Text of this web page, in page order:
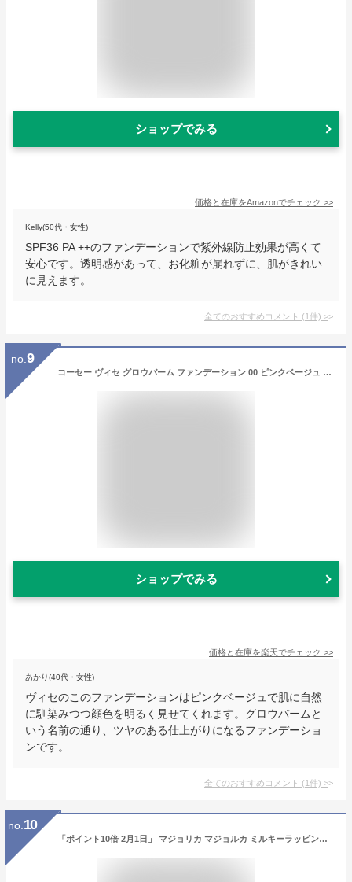
ショップでみる
価格と在庫をAmazonでチェック >>
Kelly(50代・女性)
SPF36 PA ++のファンデーションで紫外線防止効果が高くて
安心です。透明感があって、お化粧が崩れずに、肌がきれい
に見えます。
全てのおすすめコメント (1件) >
no. 9
コーセー ヴィセ グロウバーム ファンデーション 00 ピンクベージュ 15g
ショップでみる
価格と在庫を楽天でチェック >>
あかり(40代・女性)
ヴィセのこのファンデーションはピンクベージュで肌に自然
に馴染みつつ顔色を明るく見せてくれます。グロウバームと
いう名前の通り、ツヤのある仕上がりになるファンデーショ
ンです。
全てのおすすめコメント (1件) >
no. 10
「ポイント10倍 2月1日」 マジョリカ マジョルカ ミルキーラッピングファンデ 00 ピンクベージュ 30g ファンデーション アットコスメ 正規品